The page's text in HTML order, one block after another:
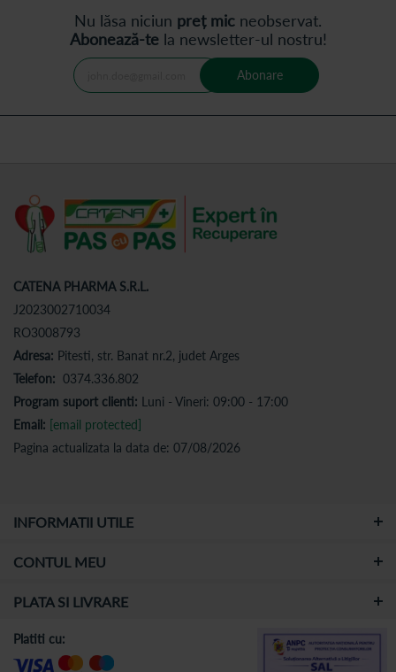
Nu lăsa niciun preț mic neobservat.
Abonează-tela newsletter-ul nostru!
Abonare
CATENA PHARMA S.R.L.
J2023002710034
RO3008793
Adresa: Pitesti, str. Banat nr.2, judet Arges
Telefon: 0374.336.802
Program suport clienti: Luni - Vineri: 09:00 - 17:00
Email: [email protected]
Pagina actualizata la data de: 07/08/2026
INFORMATII UTILE
CONTUL MEU
PLATA SI LIVRARE
Platiti cu: